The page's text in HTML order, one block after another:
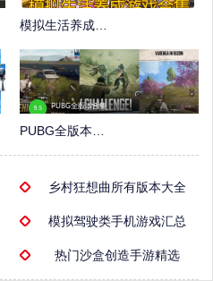
模拟生活养成游戏合集
PUBG全版本合集
乡村狂想曲所有版本大全
模拟驾驶类手机游戏汇总
热门沙盒创造手游精选